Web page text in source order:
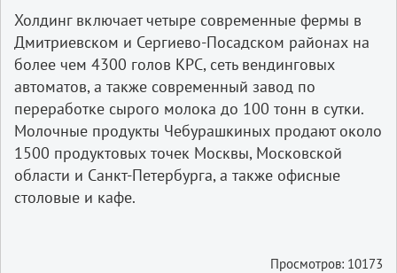
Холдинг включает четыре современные фермы в
Дмитриевском и Сергиево-Посадском районах на
более чем 4300 голов КРС, сеть вендинговых
автоматов, а также современный завод по
переработке сырого молока до 100 тонн в сутки.
Молочные продукты Чебурашкиных продают около
1500 продуктовых точек Москвы, Московской
области и Санкт-Петербурга, а также офисные
столовые и кафе.
Просмотров: 10173